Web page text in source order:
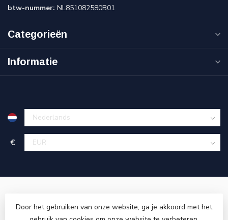
btw-nummer: NL851082580B01
Categorieën
Informatie
€
Door het gebruiken van onze website, ga je akkoord met het